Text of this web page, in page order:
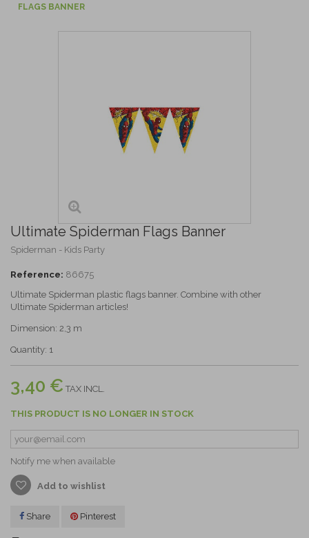
FLAGS BANNER
Ultimate Spiderman Flags Banner
Spiderman - Kids Party
Reference: 86675
Ultimate Spiderman plastic flags banner. Combine with other
Ultimate Spiderman articles!
Dimension: 2,3 m
Quantity: 1
3,40 € TAX INCL.
THIS PRODUCT IS NO LONGER IN STOCK
Notify me when available
Add to wishlist
Share Pinterest